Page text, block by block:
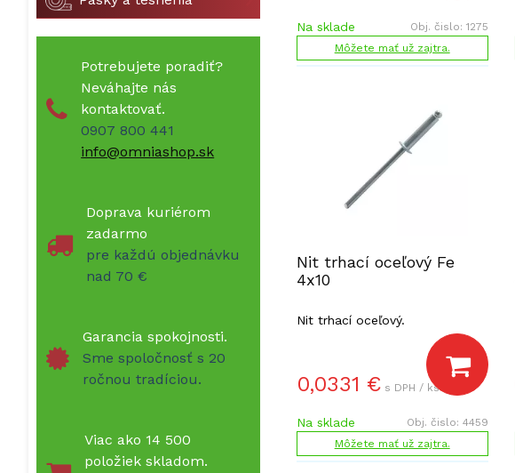
Na sklade Obj. čislo: 1275
Môžete mať už zajtra.
Nit trhací oceľový Fe
4x10
Nit trhací oceľový.
0,0331 € s DPH / ks
Na sklade Obj. čislo: 4459
Môžete mať už zajtra.
Potrebujete poradiť?
Neváhajte nás
kontaktovať.
0907 800 441
info@omniashop.sk
Doprava kuriérom
zadarmo
pre každú objednávku
nad 70 €
Garancia spokojnosti.
Sme spoločnosť s 20
ročnou tradíciou.
Viac ako 14 500
položiek skladom.